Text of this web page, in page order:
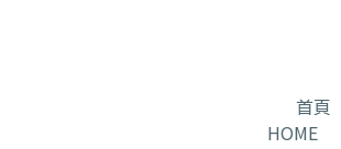
首頁
HOME